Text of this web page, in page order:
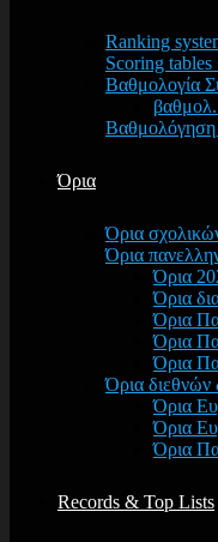
Ranking
Scoring tables
Βαθμολογία
Όρια
Όρια
Όρια
Όρια
Όρια
Όρια
Όρια
Όρια
Όρια
Όρια
Όρια
Όρια
Records & Top Lists